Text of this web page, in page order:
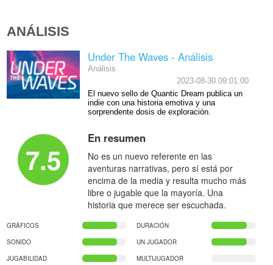
ANÁLISIS
Under The Waves - Análisis
Análisis
2023-08-30 09:01:00
El nuevo sello de Quantic Dream publica un
indie con una historia emotiva y una
sorprendente dosis de exploración.
7.5
En resumen
No es un nuevo referente en las
aventuras narrativas, pero sí está por
encima de la media y resulta mucho más
libre o jugable que la mayoría. Una
historia que merece ser escuchada.
GRÁFICOS
DURACIÓN
SONIDO
UN JUGADOR
JUGABILIDAD
MULTIJUGADOR